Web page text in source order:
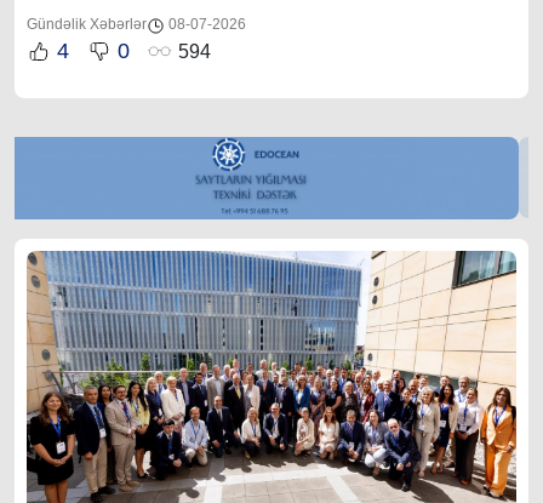
Gündəlik Xəbərlər 08-07-2026
4 0 594